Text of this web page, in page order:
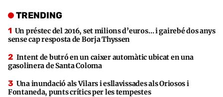
TRENDING
Un préstec del 2016, set milions d’euros… i gairebé dos anys
sense cap resposta de Borja Thyssen
Intent de butró en un caixer automàtic ubicat en una
gasolinera de Santa Coloma
Una inundació als Vilars i esllavissades als Oriosos i
Fontaneda, punts crítics per les tempestes